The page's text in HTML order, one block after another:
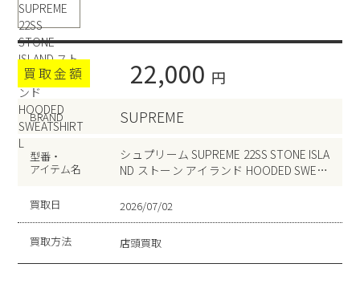
買取金額 22,000 円
BRAND SUPREME
型番・
アイテム名
シュプリーム SUPREME 22SS STONE ISLA
ND ストーン アイランド HOODED SWEAT
買取日 2026/07/02
買取方法 店頭買取